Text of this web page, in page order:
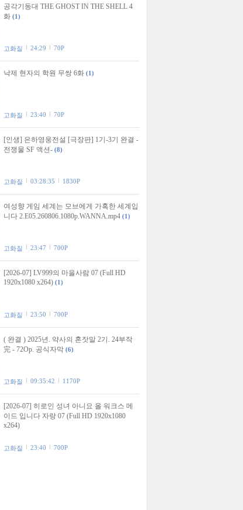
공각기동대 THE GHOST IN THE SHELL 4
화 (1)
고화질 24:29 70P
낙제 현자의 학원 무쌍 6화 (1)
고화질 23:40 70P
[인생] 은하영웅전설 [극장판] 1기-3기 완결 -
전쟁물 SF 액션- (8)
고화질 03:28:35 1830P
여성향 게임 세계는 모브에게 가혹한 세계입
니다 2.E05.260806.1080p.WANNA.mp4 (1)
고화질 23:47 700P
[2026-07] LV999의 마을사람 07 (Full HD
1920x1080 x264) (1)
고화질 23:50 700P
( 완결 ) 2025년. 약사의 혼잣말 2기. 24부작
完 - 72Op. 공식자막 (6)
고화질 09:35:42 1170P
[2026-07] 히로인 성녀 아니요 올 워크스 메
이드 입니다 자랑 07 (Full HD 1920x1080
x264)
고화질 23:40 700P